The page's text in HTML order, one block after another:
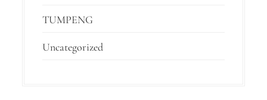
TUMPENG
Uncategorized